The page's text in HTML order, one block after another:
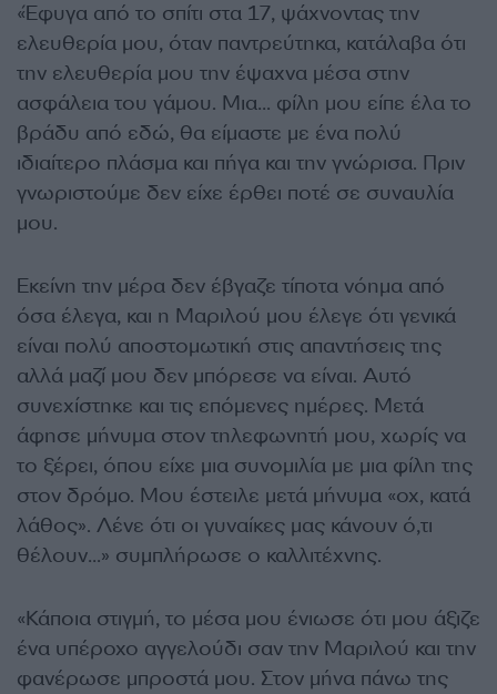
«Έφυγα από το σπίτι στα 17, ψάχνοντας την
ελευθερία μου, όταν παντρεύτηκα, κατάλαβα ότι
την ελευθερία μου την έψαχνα μέσα στην
ασφάλεια του γάμου. Μια… φίλη μου είπε έλα το
βράδυ από εδώ, θα είμαστε με ένα πολύ
ιδιαίτερο πλάσμα και πήγα και την γνώρισα. Πριν
γνωριστούμε δεν είχε έρθει ποτέ σε συναυλία
μου.
Εκείνη την μέρα δεν έβγαζε τίποτα νόημα από
όσα έλεγα, και η Μαριλού μου έλεγε ότι γενικά
είναι πολύ αποστομωτική στις απαντήσεις της
αλλά μαζί μου δεν μπόρεσε να είναι. Αυτό
συνεχίστηκε και τις επόμενες ημέρες. Μετά
άφησε μήνυμα στον τηλεφωνητή μου, χωρίς να
το ξέρει, όπου είχε μια συνομιλία με μια φίλη της
στον δρόμο. Μου έστειλε μετά μήνυμα «οχ, κατά
λάθος». Λένε ότι οι γυναίκες μας κάνουν ό,τι
θέλουν…» συμπλήρωσε ο καλλιτέχνης.
«Κάποια στιγμή, το μέσα μου ένιωσε ότι μου άξιζε
ένα υπέροχο αγγελούδι σαν την Μαριλού και την
φανέρωσε μπροστά μου. Στον μήνα πάνω της